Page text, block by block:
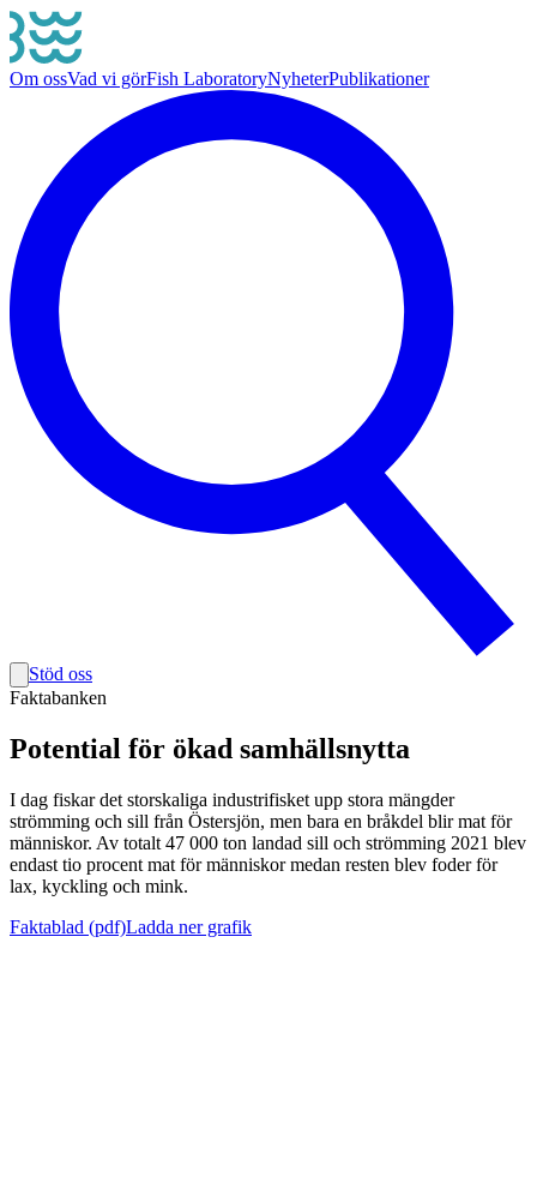
Om ossVad vi görFish LaboratoryNyheterPublikationer
Stöd oss
Faktabanken
Potential för ökad samhällsnytta
I dag fiskar det storskaliga industrifisket upp stora mängder
strömming och sill från Östersjön, men bara en bråkdel blir mat för
människor. Av totalt 47 000 ton landad sill och strömming 2021 blev
endast tio procent mat för människor medan resten blev foder för
lax, kyckling och mink.
Faktablad (pdf)Ladda ner grafik